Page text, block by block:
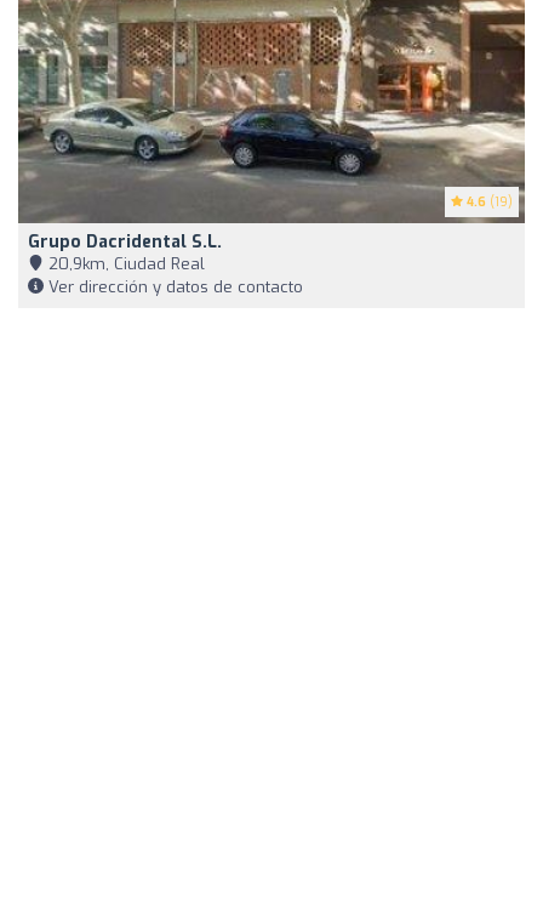
4.6 (19)
Grupo Dacridental S.l.
20,9km, Ciudad Real
Ver dirección y datos de contacto